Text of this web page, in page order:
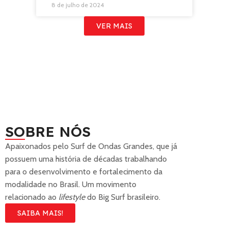
8 de julho de 2024
VER MAIS
SOBRE NÓS
Apaixonados pelo Surf de Ondas Grandes, que já
possuem uma história de décadas trabalhando
para o desenvolvimento e fortalecimento da
modalidade no Brasil. Um movimento
relacionado ao lifestyledo Big Surf brasileiro.
SAIBA MAIS!